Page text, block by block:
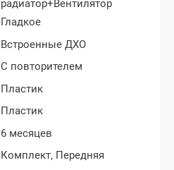
радиатор+Вентилятор
Гладкое
Встроенные ДХО
С повторителем
Пластик
Пластик
6 месяцев
Комплект, Передняя